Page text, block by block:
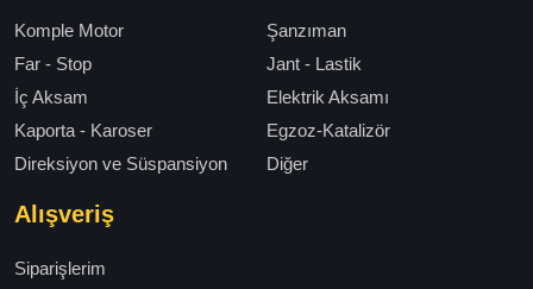
Komple Motor
Şanzıman
Far - Stop
Jant - Lastik
İç Aksam
Elektrik Aksamı
Kaporta - Karoser
Egzoz-Katalizör
Direksiyon ve Süspansiyon
Diğer
Alışveriş
Siparişlerim